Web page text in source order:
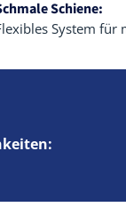
Schiene:
System für